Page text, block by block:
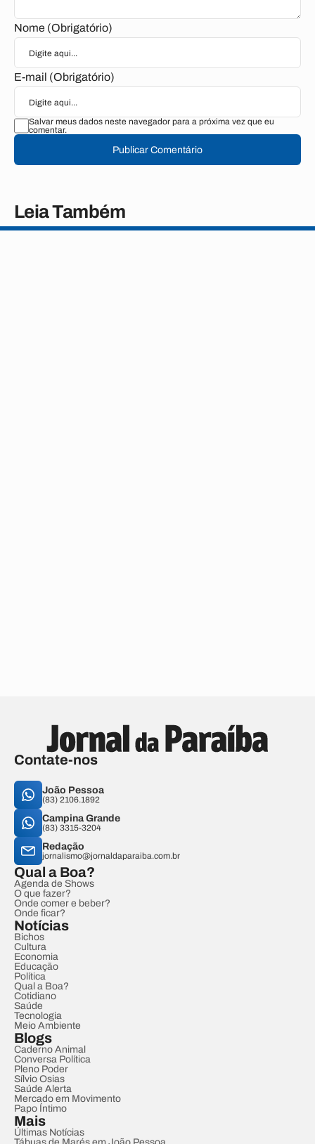
Nome (Obrigatório)
E-mail (Obrigatório)
Salvar meus dados neste navegador para a próxima vez que eu
comentar.
Publicar Comentário
Leia Também
Contate-nos
João Pessoa
(83) 2106.1892
Campina Grande
(83) 3315-3204
Redação
jornalismo@jornaldaparaiba.com.br
Qual a Boa?
Agenda de Shows
O que fazer?
Onde comer e beber?
Onde ficar?
Notícias
Bichos
Cultura
Economia
Educação
Política
Qual a Boa?
Cotidiano
Saúde
Tecnologia
Meio Ambiente
Blogs
Caderno Animal
Conversa Política
Pleno Poder
Sílvio Osias
Saúde Alerta
Mercado em Movimento
Papo Íntimo
Mais
Últimas Notícias